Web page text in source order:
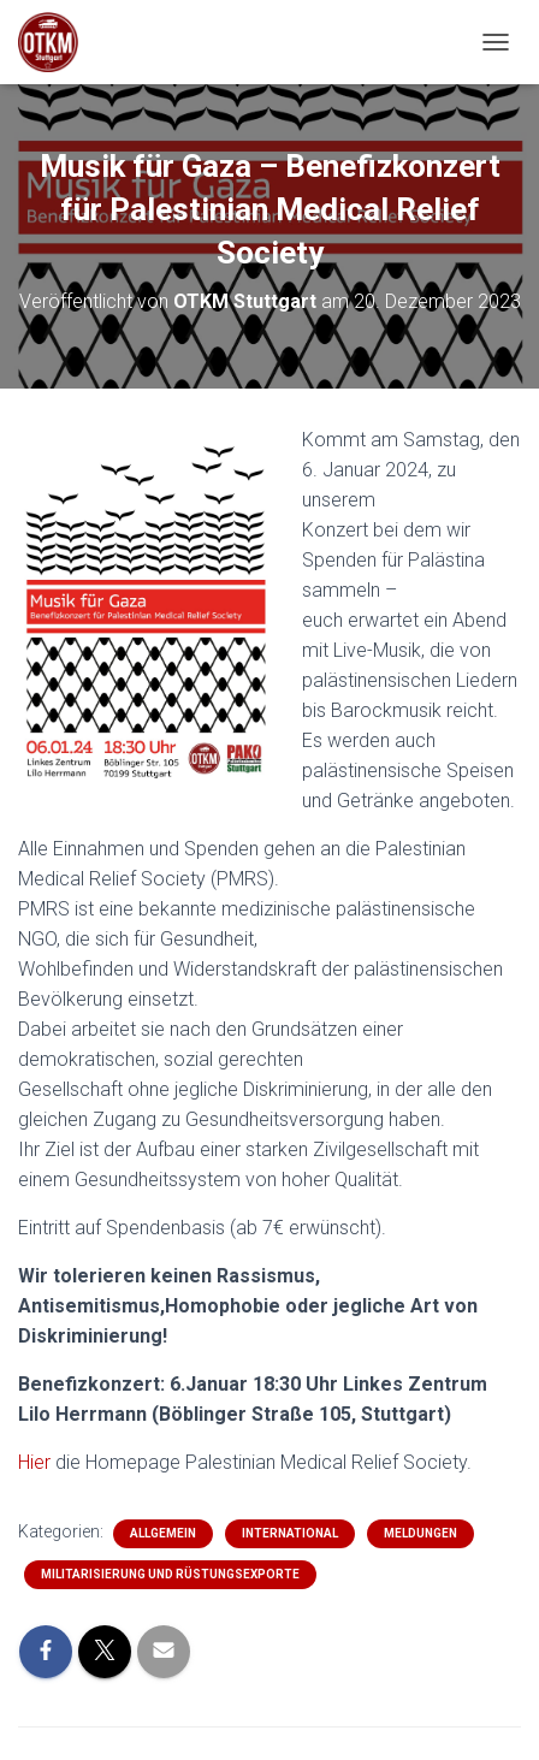
Musik für Gaza – Benefizkonzert
für Palestinian Medical Relief
Society
Veröffentlicht von OTKM Stuttgartam20. Dezember 2023
Kommt am Samstag, den
6. Januar 2024, zu
unserem
Konzert bei dem wir
Spenden für Palästina
sammeln –
euch erwartet ein Abend
mit Live-Musik, die von
palästinensischen Liedern
bis Barockmusik reicht.
Es werden auch
palästinensische Speisen
und Getränke angeboten.
Alle Einnahmen und Spenden gehen an die Palestinian
Medical Relief Society (PMRS).
PMRS ist eine bekannte medizinische palästinensische
NGO, die sich für Gesundheit,
Wohlbefinden und Widerstandskraft der palästinensischen
Bevölkerung einsetzt.
Dabei arbeitet sie nach den Grundsätzen einer
demokratischen, sozial gerechten
Gesellschaft ohne jegliche Diskriminierung, in der alle den
gleichen Zugang zu Gesundheitsversorgung haben.
Ihr Ziel ist der Aufbau einer starken Zivilgesellschaft mit
einem Gesundheitssystem von hoher Qualität.
Eintritt auf Spendenbasis (ab 7€ erwünscht).
Wir tolerieren keinen Rassismus,
Antisemitismus,Homophobie oder jegliche Art von
Diskriminierung!
Benefizkonzert: 6.Januar 18:30 Uhr Linkes Zentrum
Lilo Herrmann (Böblinger Straße 105, Stuttgart)
Hier die Homepage Palestinian Medical Relief Society.
Kategorien: ALLGEMEIN INTERNATIONAL MELDUNGEN
MILITARISIERUNG UND RÜSTUNGSEXPORTE